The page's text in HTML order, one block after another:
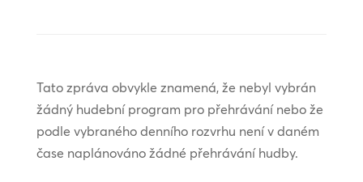
Tato zpráva obvykle znamená, že nebyl vybrán
žádný hudební program pro přehrávání nebo že
podle vybraného denního rozvrhu není v daném
čase naplánováno žádné přehrávání hudby.